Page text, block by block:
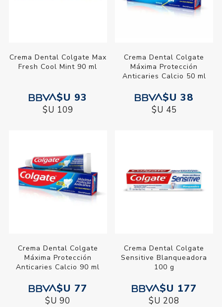
Crema Dental Colgate Max
Fresh Cool Mint 90 ml
$U 93
$U 109
Crema Dental Colgate
Máxima Protección
Anticaries Calcio 50 ml
$U 38
$U 45
Crema Dental Colgate
Máxima Protección
Anticaries Calcio 90 ml
$U 77
$U 90
Crema Dental Colgate
Sensitive Blanqueadora
100 g
$U 177
$U 208